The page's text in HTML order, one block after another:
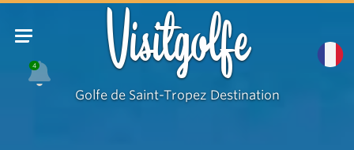
4 Visitgolfe
Golfe de Saint-Tropez Destination